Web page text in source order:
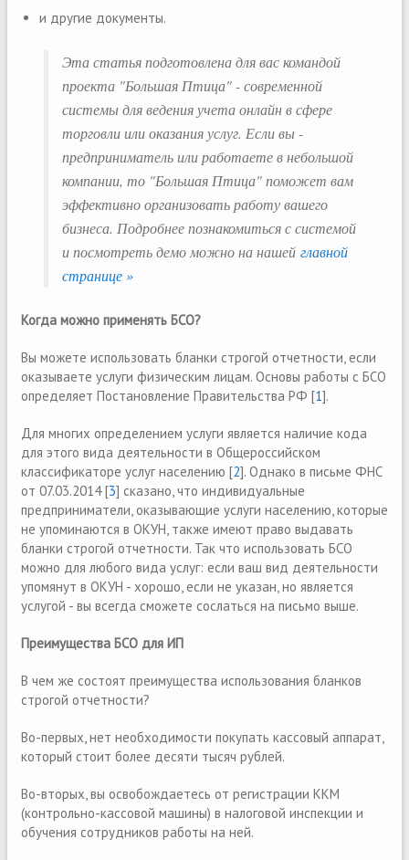
и другие документы.
Эта статья подготовлена для вас командой
проекта "Большая Птица" - современной
системы для ведения учета онлайн в сфере
торговли или оказания услуг. Если вы -
предприниматель или работаете в небольшой
компании, то "Большая Птица" поможет вам
эффективно организовать работу вашего
бизнеса. Подробнее познакомиться с системой
и посмотреть демо можно на нашей главной
странице »
Когда можно применять БСО?
Вы можете использовать бланки строгой отчетности, если
оказываете услуги физическим лицам. Основы работы с БСО
определяет Постановление Правительства РФ [1].
Для многих определением услуги является наличие кода
для этого вида деятельности в Общероссийском
классификаторе услуг населению [2]. Однако в письме ФНС
от 07.03.2014 [3] сказано, что индивидуальные
предприниматели, оказывающие услуги населению, которые
не упоминаются в ОКУН, также имеют право выдавать
бланки строгой отчетности. Так что использовать БСО
можно для любого вида услуг: если ваш вид деятельности
упомянут в ОКУН - хорошо, если не указан, но является
услугой - вы всегда сможете сослаться на письмо выше.
Преимущества БСО для ИП
В чем же состоят преимущества использования бланков
строгой отчетности?
Во-первых, нет необходимости покупать кассовый аппарат,
который стоит более десяти тысяч рублей.
Во-вторых, вы освобождаетесь от регистрации ККМ
(контрольно-кассовой машины) в налоговой инспекции и
обучения сотрудников работы на ней.